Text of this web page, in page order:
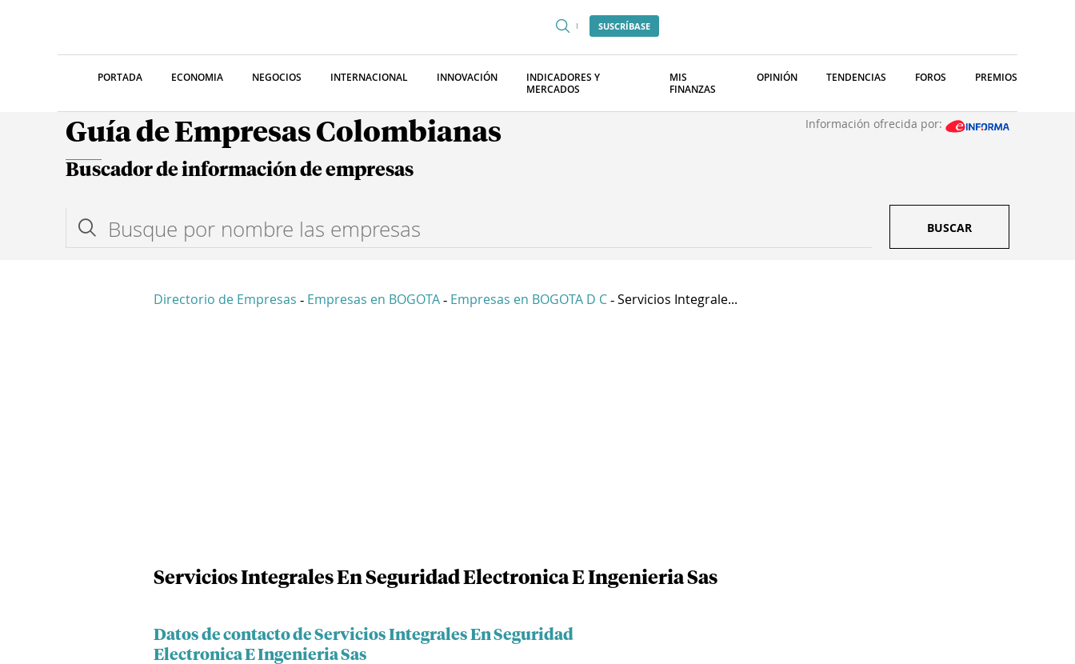
SUSCRÍBASE
PORTADA ECONOMIA NEGOCIOS INTERNACIONAL INNOVACIÓN
INDICADORES Y
MERCADOS
MIS
FINANZAS
OPINIÓN TENDENCIAS FOROS PREMIOS
Guía de Empresas Colombianas Información ofrecida por:
Buscador de información de empresas
BUSCAR
Directorio de Empresas - Empresas en BOGOTA - Empresas en BOGOTA D C - Servicios Integrale...
Servicios Integrales En Seguridad Electronica E Ingenieria Sas
Datos de contacto de Servicios Integrales En Seguridad
Electronica E Ingenieria Sas